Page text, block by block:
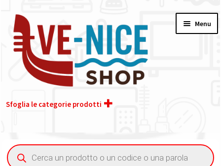
alla
navigazione
contenuto
Menu
Sfoglia le categorie prodotti
Acquisto iva 4% (agevolata)
Ricerca
prodotti